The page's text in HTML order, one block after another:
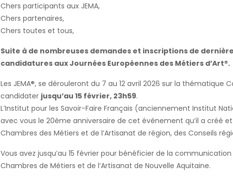
Chers participants aux JEMA,
Chers partenaires,
Chers toutes et tous,
Suite à de nombreuses demandes et inscriptions de
candidatures aux Journées Européennes des Métiers d’Art®.
Les JEMA®, se dérouleront du 7 au 12 avril 2026 sur la thématique
candidater jusqu’au 15 février, 23h59.
L’Institut pour les Savoir-Faire Français (anciennement Institut
avec vous le 20ème anniversaire de cet événement qu’il a créé
Chambres des Métiers et de l’Artisanat de région, des Conseils
Vous avez jusqu’au 15 février pour bénéficier de la
Chambres de Métiers et de l’Artisanat de Nouvelle Aquitaine.